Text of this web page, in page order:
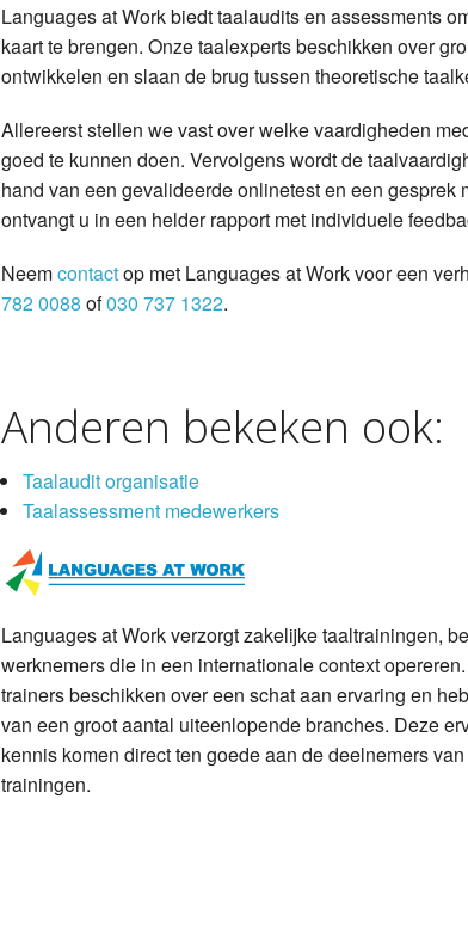
Languages at Work biedt taalaudits en assessments
kaart te brengen. Onze taalexperts beschikken over
ontwikkelen en slaan de brug tussen theoretische
Allereerst stellen we vast over welke vaardigheden
goed te kunnen doen. Vervolgens wordt de
hand van een gevalideerde onlinetest en een gesprek
ontvangt u in een helder rapport met individuele
Neemcontactop met Languages at Work voor een
782 0088 of030 737 1322.
Anderen bekeken ook:
Taalaudit organisatie
Taalassessment medewerkers
Languages at Work verzorgt zakelijke taaltrainingen,
werknemers die in een internationale context
trainers beschikken over een schat aan ervaring en
van een groot aantal uiteenlopende branches. Deze
kennis komen direct ten goede aan de deelnemers
trainingen.